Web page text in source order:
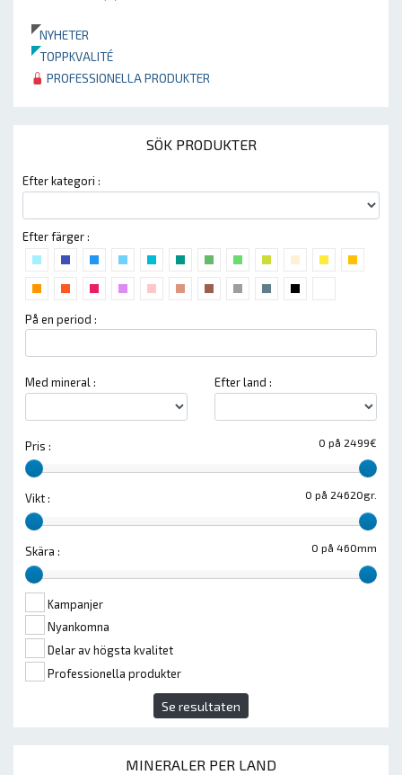
NYHETER
TOPPKVALITÉ
PROFESSIONELLA PRODUKTER
SÖK PRODUKTER
Efter kategori :
Efter färger :
På en period :
Med mineral : Efter land :
0 på 2499€
Pris :
0 på 24620gr.
Vikt :
0 på 460mm
Skära :
Kampanjer
Nyankomna
Delar av högsta kvalitet
Professionella produkter
Se resultaten
MINERALER PER LAND